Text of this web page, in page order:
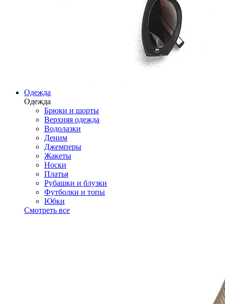
Одежда
Одежда
Брюки и шорты
Верхняя одежда
Водолазки
Деним
Джемперы
Жакеты
Носки
Платья
Рубашки и блузки
Футболки и топы
Юбки
Смотреть все